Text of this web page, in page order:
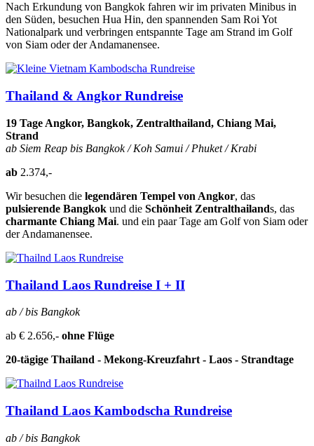
Nach Erkundung von Bangkok fahren wir im privaten Minibus in
den Süden, besuchen Hua Hin, den spannenden Sam Roi Yot
Nationalpark und verbringen entspannte Tage am Strand im Golf
von Siam oder der Andamanensee.
Thailand & Angkor Rundreise
19 Tage Angkor, Bangkok, Zentralthailand, Chiang Mai,
Strand
ab Siem Reap bis Bangkok / Koh Samui / Phuket / Krabi
ab 2.374,-
Wir besuchen die legendären Tempel von Angkor, das
pulsierende Bangkok und die Schönheit Zentralthailands, das
charmante Chiang Mai. und ein paar Tage am Golf von Siam oder
der Andamanensee.
Thailand Laos Rundreise I + II
ab / bis Bangkok
ab € 2.656,- ohne Flüge
20-tägige Thailand - Mekong-Kreuzfahrt - Laos - Strandtage
Thailand Laos Kambodscha Rundreise
ab / bis Bangkok